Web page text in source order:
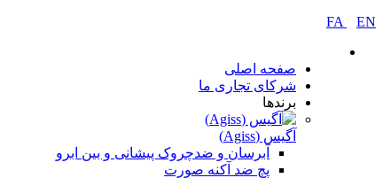
FA EN
صفحه اصلی
شرکای تجاری ما
برندها
آگیس (Agiss)
آبرسان و ضدچروک پیشانی و بین ابرو
پچ ضد آکنه صورت